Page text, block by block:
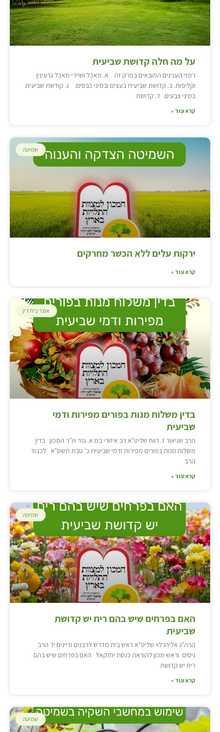
על מה חלה קדושת שביעית
רמזי הענינים המובאים בפרק זה א. מאכל ושיירי מאכל גרעינין
וקליפות. ב. קדושת שביעית בעצים ובמיני כבסים. ג. קודשת שביעית
במיני צבעים. ד. קדושת
קרא עוד »
שמיטה
ירקות עלים ללא הכשר מחרקים
קרא עוד »
אוצר בית דין
בדין משלוח מנות בפורים מפירות ודמי
שביעית
הרב שניאור ז. רווח שליט"א רב איזורי במ.א. גזר ויו"ר המכון בדין
משלוח מנות בפורים מפירות ודמי שביעית כ' טבת תשס"א לכבוד
הרב
קרא עוד »
שמיטה
האם בפרחים שיש בהם ריח יש קדושת
שביעית
הרה"ג אליהו לוי שליט"א ראש בית מדרש לרבנים ודיינים יד הרב
ניסים וראש מכון להוראה כנסת יחזקאל האם בפרחים שיש בהם
ריח יש קדושת
קרא עוד »
שמיטה